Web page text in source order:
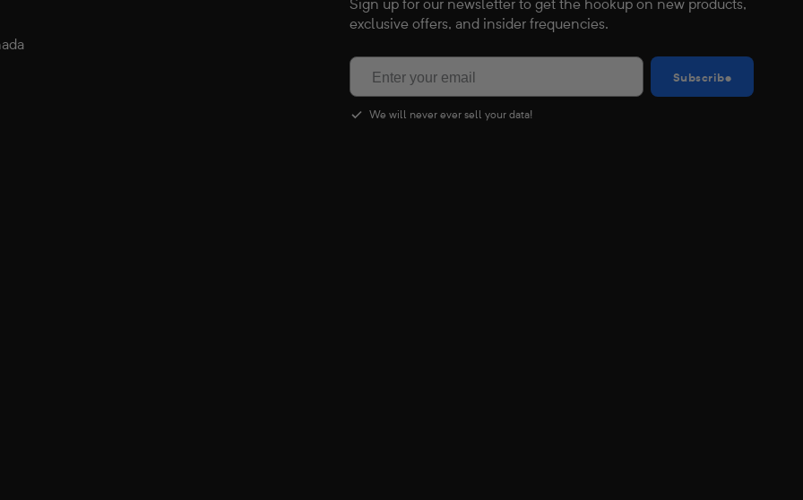
Sign up for our newsletter to get the hookup on new products,
exclusive offers, and insider frequencies.
Subscribe
Subscribe
We will never ever sell your data!